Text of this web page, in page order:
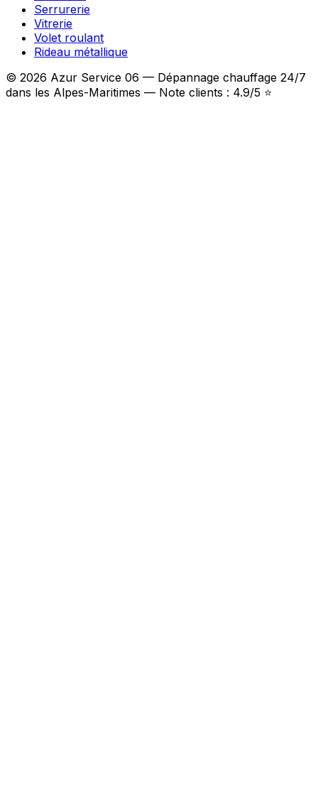
Serrurerie
Vitrerie
Volet roulant
Rideau métallique
© 2026 Azur Service 06 — Dépannage chauffage 24/7
dans les Alpes-Maritimes — Note clients : 4.9/5 ⭐